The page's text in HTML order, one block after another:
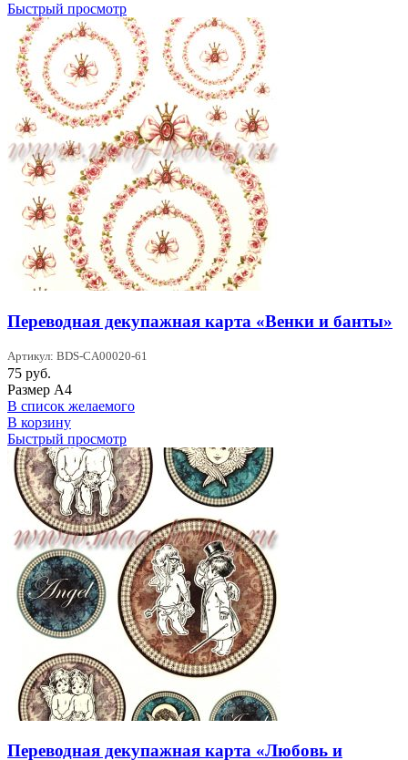
Быстрый просмотр
Переводная декупажная карта «Венки и банты»
Артикул: BDS-CA00020-61
75 руб.
Размер А4
В список желаемого
В корзину
Быстрый просмотр
Переводная декупажная карта «Любовь и